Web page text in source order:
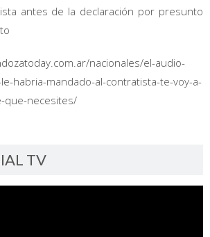
antes de la declaración por presunto
nacionales/el-audio-
habria-mandado-al-contratista-te-voy-a-
que-necesites/
TV